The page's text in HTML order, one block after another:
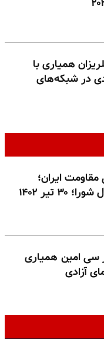
همیاری با
در شبکه‌های
ایران؛
تیر ۱۴۰۲
سی امین همیاری
آزادی